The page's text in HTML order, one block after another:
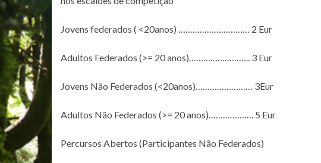
Jovens federados ( <20anos) ………………………… 2 Eur
Adultos Federados (>= 20 anos)…………………….. 3 Eur
Jovens Não Federados (<20anos)…………………… 3Eur
Adultos Não Federados (>= 20 anos)………………. 5 Eur
Percursos Abertos (Participantes Não Federados)